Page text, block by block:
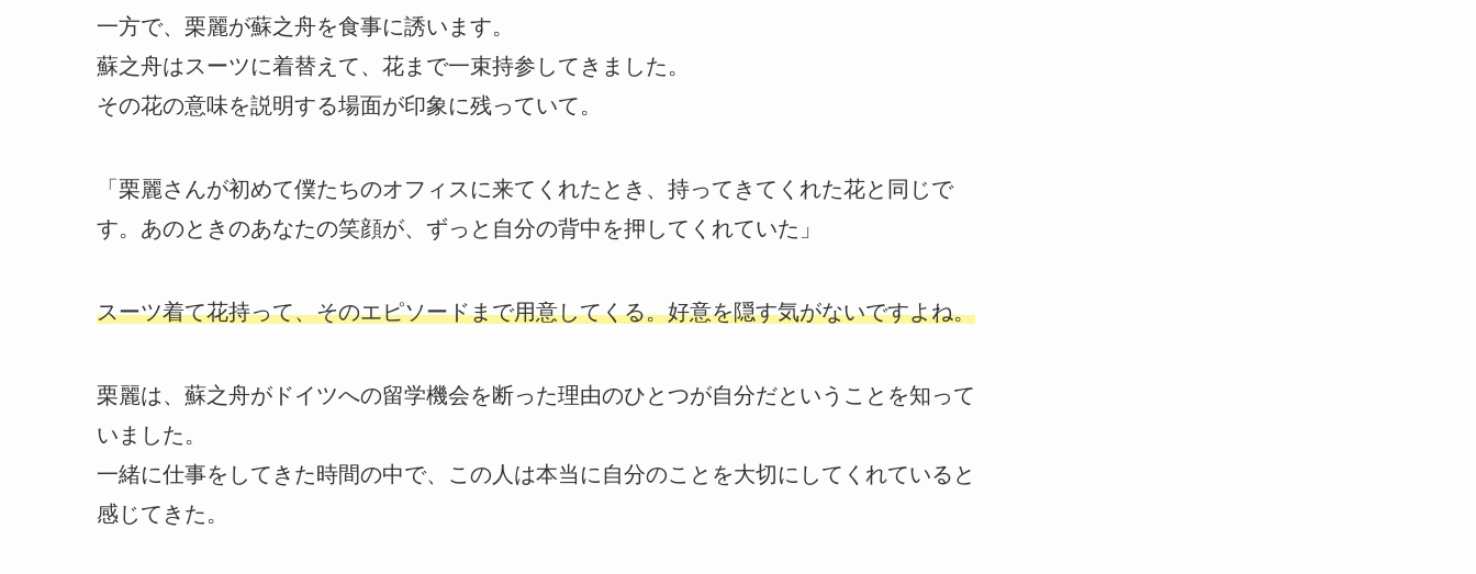
一方で、栗麗が蘇之舟を食事に誘います。
蘇之舟はスーツに着替えて、花まで一束持参してきました。
その花の意味を説明する場面が印象に残っていて。
「栗麗さんが初めて僕たちのオフィスに来てくれたとき、持ってきてくれた花と同じで
す。あのときのあなたの笑顔が、ずっと自分の背中を押してくれていた」
スーツ着て花持って、そのエピソードまで用意してくる。好意を隠す気がないですよね。
栗麗は、蘇之舟がドイツへの留学機会を断った理由のひとつが自分だということを知って
いました。
一緒に仕事をしてきた時間の中で、この人は本当に自分のことを大切にしてくれていると
感じてきた。